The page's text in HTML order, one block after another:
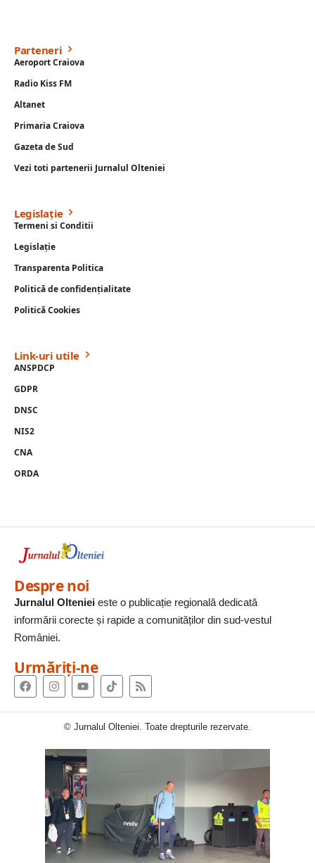
Parteneri
Aeroport Craiova
Radio Kiss FM
Altanet
Primaria Craiova
Gazeta de Sud
Vezi toti partenerii Jurnalul Olteniei
Legislație
Termeni si Conditii
Legislație
Transparenta Politica
Politică de confidențialitate
Politică Cookies
Link-uri utile
ANSPDCP
GDPR
DNSC
NIS2
CNA
ORDA
Despre noi
Jurnalul Olteniei este o publicație regională dedicată
informării corecte și rapide a comunităților din sud-vestul
României.
Urmăriți-ne
© Jurnalul Olteniei. Toate drepturile rezervate.